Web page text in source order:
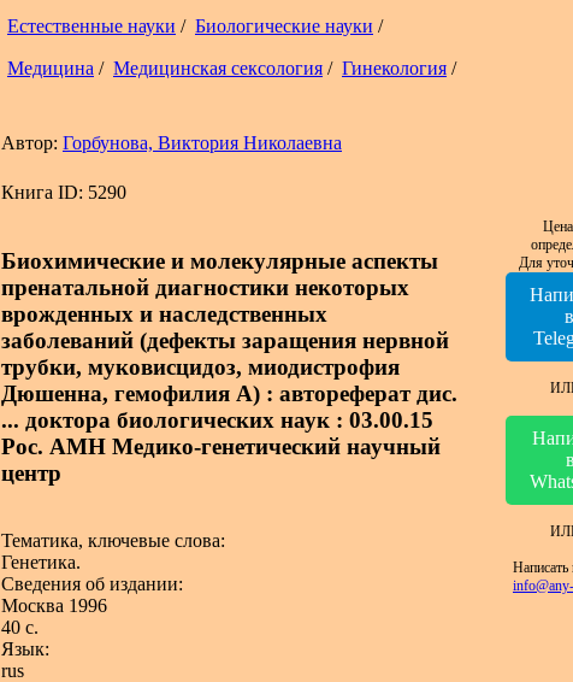
Естественные науки / Биологические науки /
Медицина / Медицинская сексология / Гинекология /
Автор: Горбунова, Виктория Николаевна
Книга ID: 5290
Биохимические и молекулярные аспекты
пренатальной диагностики некоторых
врожденных и наследственных
заболеваний (дефекты заращения нервной
трубки, муковисцидоз, миодистрофия
Дюшенна, гемофилия А) : автореферат дис.
... доктора биологических наук : 03.00.15
Рос. АМН Медико-генетический научный
центр
Тематика, ключевые слова:
Генетика.
Сведения об издании:
Москва 1996
40 с.
Язык:
rus
Для
в
в
Написать